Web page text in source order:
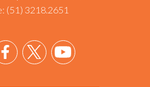
(51) 3218.2651